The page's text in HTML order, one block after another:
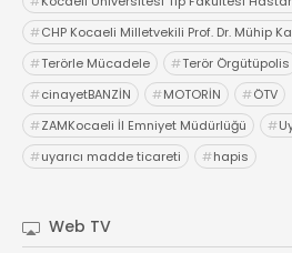
#CHP Kocaeli Milletvekili Prof. Dr. Mühip
#Terörle Mücadele #Terör Örgütüpolis
#cinayetBANZİN #MOTORİN #ÖTV
#ZAMKocaeli İl Emniyet Müdürlüğü #
#uyarıcı madde ticareti #hapis
Web TV